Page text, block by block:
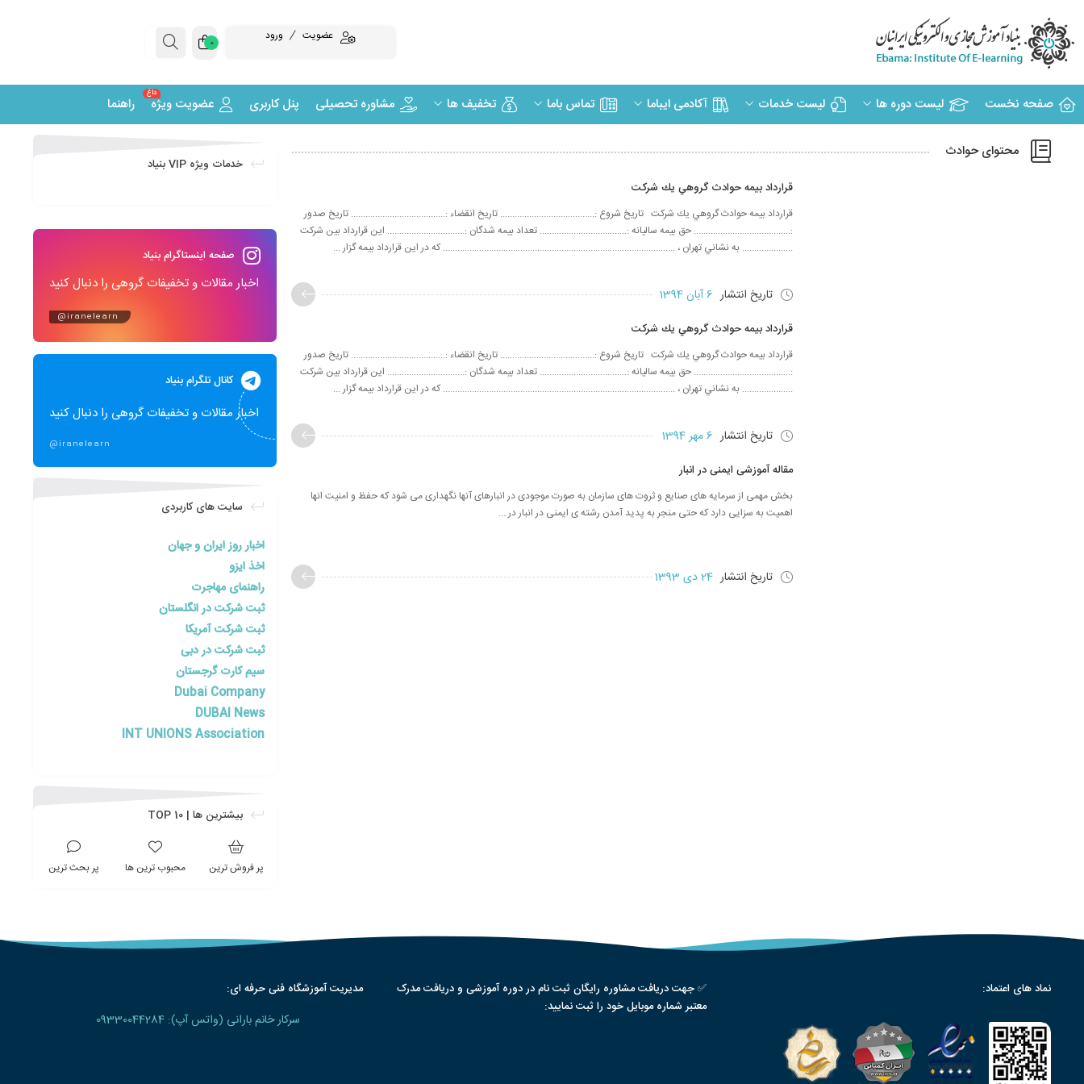
عضویت ورود 0
صفحه نخست لیست دوره ها لیست خدمات آکادمی ایباما تماس باما تخفیف ها مشاوره تحصیلی پنل کاربری عضویت ویژه
داغ
راهنما
محتوای حوادث
قرارداد بيمه حوادث گروهي يك شركت
قرارداد بيمه حوادث گروهي يك شركت تاريخ شروع :....................................... تاريخ انقضاء :....................................... تاريخ صدور
:........................................ حق بيمه ساليانه :.................................... تعداد بيمه شدگان :................................ اين قرارداد بين شركت
..................... به نشاني تهران ، ................................................................................................ كه در اين قرارداد بيمه گزار ...
تاریخ انتشار 6 آبان 1394
قرارداد بيمه حوادث گروهي يك شركت
قرارداد بيمه حوادث گروهي يك شركت تاريخ شروع :....................................... تاريخ انقضاء :....................................... تاريخ صدور
:........................................ حق بيمه ساليانه :.................................... تعداد بيمه شدگان :................................ اين قرارداد بين شركت
..................... به نشاني تهران ، ................................................................................................ كه در اين قرارداد بيمه گزار ...
تاریخ انتشار 6 مهر 1394
مقاله آموزشی ایمنی در انبار
بخش مهمی از سرمایه های صنایع و ثروت های سازمان به صورت موجودی در انبارهای آنها نگهداری می شود که حفظ و امنیت انها
اهمیت به سزایی دارد که حتی منجر به پدید آمدن رشته ی ایمنی در انبار در ...
تاریخ انتشار 24 دی 1393
خدمات ویژه VIP بنیاد
صفحه اینستاگرام بنیاد
اخبار مقالات و تخفیفات گروهی را دنبال کنید
@iranelearn
کانال تلگرام بنیاد
اخبار مقالات و تخفیفات گروهی را دنبال کنید
@iranelearn
سایت های کاربردی
اخبار روز ایران و جهان
اخذ ایزو
راهنمای مهاجرت
ثبت شرکت در انگلستان
ثبت شرکت آمریکا
ثبت شرکت در دبی
سیم کارت گرجستان
Dubai Company
DUBAI News
INT UNIONS Association
بیشترین ها | TOP 10
پر فروش ترین محبوب ترین ها پر بحث ترین
نماد های اعتماد:
✅ جهت دریافت مشاوره رایگان ثبت نام در دوره آموزشی و دریافت مدرک
معتبر شماره موبایل خود را ثبت نمایید:
مدیریت آموزشگاه فنی حرفه ای:
سرکار خانم بارانی (واتس آپ): 09330044284